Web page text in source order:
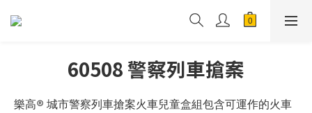
60508 警察列車搶案
樂高® 城市警察列車搶案火車兒童盒組包含可運作的火車